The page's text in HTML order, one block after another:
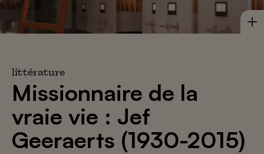
littérature
Missionnaire de la
vraie vie : Jef
Geeraerts (1930-2015)